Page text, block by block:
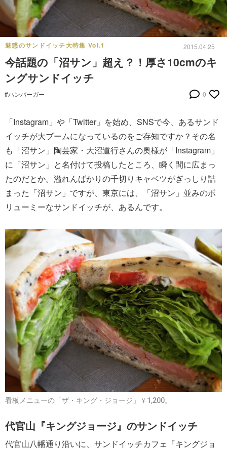
魅惑のサンドイッチ大特集 Vol.1 2015.04.25
今話題の「沼サン」超え？！厚さ10cmのキ
ングサンドイッチ
#ハンバーガー 0
「Instagram」や「Twitter」を始め、SNSで今、あるサンド
イッチが大ブームになっているのをご存知ですか？その名
も「沼サン」陶芸家・大沼道行さんの奥様が「Instagram」
に「沼サン」と名付けて投稿したところ、瞬く間に広まっ
たのだとか。溢れんばかりの千切りキャベツがぎっしり詰
まった「沼サン」ですが、東京には、「沼サン」並みのボ
リューミーなサンドイッチが、あるんです。
看板メニューの「ザ・キング・ジョージ」￥1,200。
代官山『キングジョージ』のサンドイッチ
代官山八幡通り沿いに、サンドイッチカフェ『キングジョ